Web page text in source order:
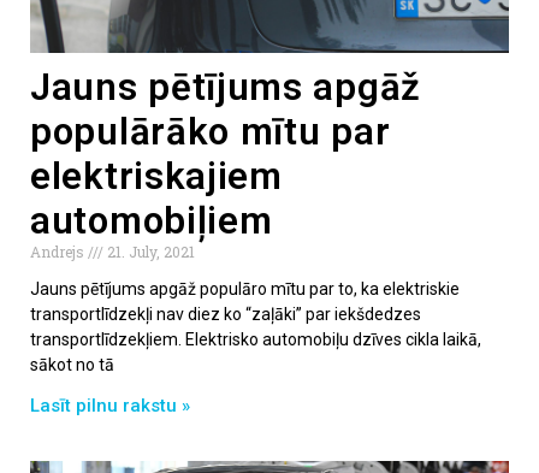
Jauns pētījums apgāž
populārāko mītu par
elektriskajiem
automobiļiem
Andrejs
21. July, 2021
Jauns pētījums apgāž populāro mītu par to, ka elektriskie
transportlīdzekļi nav diez ko “zaļāki” par iekšdedzes
transportlīdzekļiem. Elektrisko automobiļu dzīves cikla laikā,
sākot no tā
Lasīt pilnu rakstu »